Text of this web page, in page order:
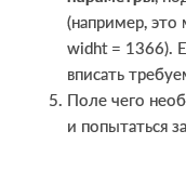
(например,
widht = 1366).
вписать
Поле чего
и попытаться